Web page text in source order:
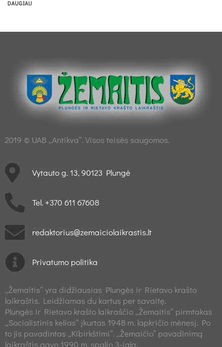
DAUGIAU
2019 © UAB „Antikva“. Visos teisės saugomos.
Vytauto g. 13, 90123 Plungė
Tel. +370 611 67608
redaktorius@zemaiciolaikrastis.lt
Privatumo politika
„Žemaitis“ yra didžiausias Plungės ir Rietavo krašto
laikraštis. Leidžiamas du kartus per savaitę.
Plungės ir Rietavo krašto laikraščio „Žemaitis“ pirmtakas
„Socialistinis kelias“ įkurtas 1948 m. lapkričio mėnesį. Po
to jis pavadintas „Kibirkštimi“. „Žemaičio“ pavadinimą
laikraštis gavo 1990 m. spalio 3-iąją.